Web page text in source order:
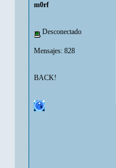
m0rf
Desconectado
Mensajes: 828
BACK!